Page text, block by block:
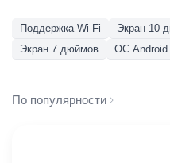
Поддержка Wi-Fi Экран 10
Экран 7 дюймов
ОС Android
По популярности